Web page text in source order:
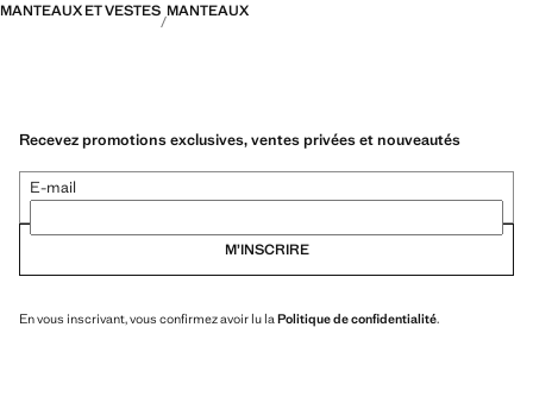
MANTEAUX ET VESTES MANTEAUX
Recevez promotions exclusives, ventes privées et nouveautés
E-mail
M’INSCRIRE
En vous inscrivant, vous confirmez avoir lu la Politique de confidentialité.